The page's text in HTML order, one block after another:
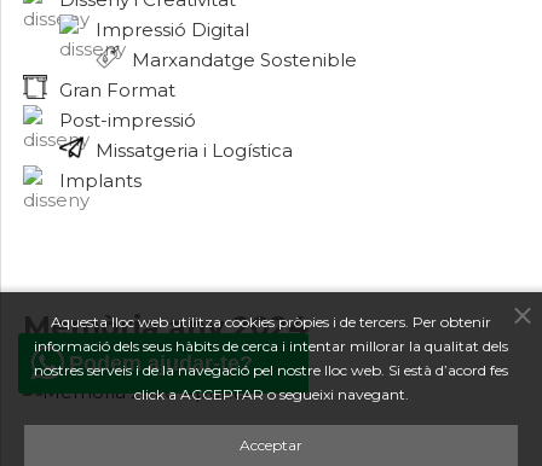
Impressió Digital
Marxandatge Sostenible
Gran Format
Post-impressió
Missatgeria i Logística
Implants
Memòria any 2024
Podem ajudar-te?
Aquesta lloc web utilitza cookies pròpies i de tercers. Per obtenir
informació dels seus hàbits de cerca i intentar millorar la qualitat dels
nostres serveis i de la navegació pel nostre lloc web. Si està d’acord fes
click a ACCEPTAR o segueixi navegant.
Acceptar